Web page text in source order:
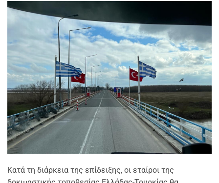
Κατά τη διάρκεια της επίδειξης, οι εταίροι της